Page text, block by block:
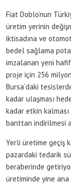
Fiat Doblo’nun
üretim yerinin
iktisadına ve
bedel sağlama
imzalanan yeni
proje için 256
Bursa’daki
kadar ulaşması
kadar etkin
banttan indirilmesi
Yerli üretime geçiş
pazardaki tedarik
beraberinde
üretiminde yine ana